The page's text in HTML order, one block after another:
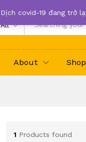
All
About Shop
1 Products found
Dịch covid-19 đang trở